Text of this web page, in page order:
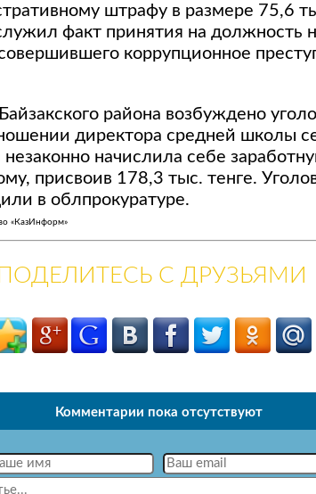
штрафу в размере 75,6
факт принятия на должность
коррупционное
района возбуждено
директора средней школы
незаконно начислила себе
присвоив 178,3 тыс. тенге.
в облпрокуратуре.
«КазИнформ»
ПОДЕЛИТЕСЬ С ДРУЗЬЯМИ
Комментарии пока отсутствуют